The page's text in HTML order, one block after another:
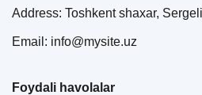
Address: Toshkent shaxar,
Email: info@mysite.uz
Foydali havolalar